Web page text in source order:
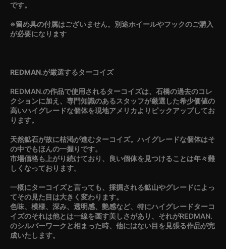
です。
※留め具の付属はございません。別途ホイールやフックのご購入
が必要になります
REDMAN.が厳選するターコイズ
REDMAN.の作品で使用されるターコイズは、石橋の過去のコレ
クションに加え、専門知識のあるスタッフが厳選した希少価値の
高いハイグレードな個体を現地アメリカよりピックアップしてお
ります。
天然鉱石が故に枯渇が進むターコイズ。ハイグレードな個体はそ
の中でもほんの一握りです。
市場価格も上がり続けており、良い個体を見つけることは年々難
しくなっております。
一概にターコイズと言っても、採掘される鉱山やグレードによっ
てその見た目は大きく変わります。
色味、模様、深み、透明感、艶感など、特にハイグレードターコ
イズのそれは他とは一線を画す美しさがあり、それがREDMAN.
のシルバーワークと相まった時、他にはない目を見張る作品が完
成いたします。